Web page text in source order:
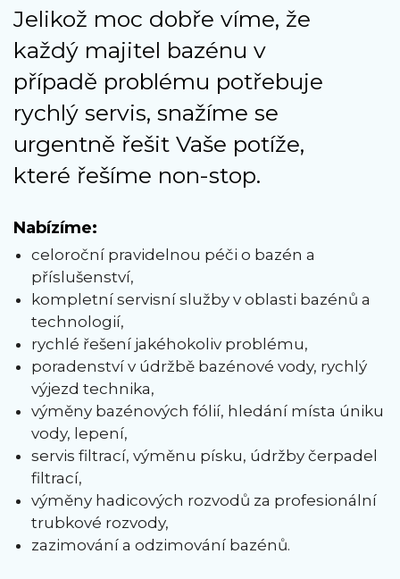
Jelikož moc dobře víme, že
každý majitel bazénu v
případě problému potřebuje
rychlý servis, snažíme se
urgentně řešit Vaše potíže,
které řešíme non-stop.
Nabízíme:
celoroční pravidelnou péči o bazén a
příslušenství,
kompletní servisní služby v oblasti bazénů a
technologií,
rychlé řešení jakéhokoliv problému,
poradenství v údržbě bazénové vody, rychlý
výjezd technika,
výměny bazénových fólií, hledání místa úniku
vody, lepení,
servis filtrací, výměnu písku, údržby čerpadel
filtrací,
výměny hadicových rozvodů za profesionální
trubkové rozvody,
zazimování a odzimování bazénů.